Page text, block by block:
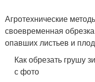
Агротехнические
своевременная
опавших листьев и
Как обрезать грушу
с фото